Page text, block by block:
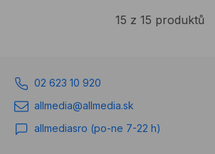
15 z 15 produktů
02 623 10 920
allmedia@allmedia.sk
allmediasro (po-ne 7-22 h)